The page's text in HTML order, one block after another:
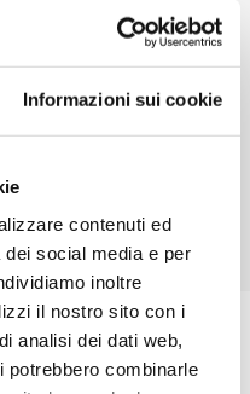
Informazioni sui cookie
contenuti ed
social media e per
inoltre
il nostro sito con i
analisi dei dati web,
potrebbero combinarle